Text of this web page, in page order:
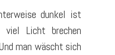
dunkel ist
Licht brechen
man wäscht sich